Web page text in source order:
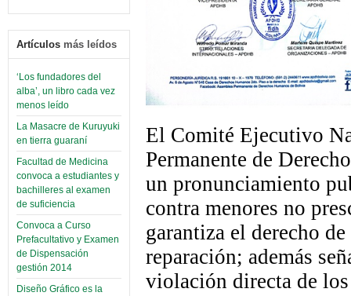
Artículos más leídos
‘Los fundadores del
alba’, un libro cada vez
menos leído
La Masacre de Kuruyuki
en tierra guaraní
Facultad de Medicina
convoca a estudiantes y
bachilleres al examen
de suficiencia
Convoca a Curso
Prefacultativo y Examen
de Dispensación
gestión 2014
Diseño Gráfico es la
El Comité Ejecutivo
Permanente de
un pronunciamiento
contra menores no
garantiza el derecho
reparación; además
violación directa de